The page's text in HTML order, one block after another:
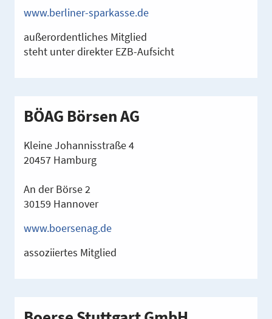
www.berliner-sparkasse.de
außerordentliches Mitglied
steht unter direkter EZB-Aufsicht
BÖAG Börsen AG
Kleine Johannisstraße 4
20457 Hamburg
An der Börse 2
30159 Hannover
www.boersenag.de
assoziiertes Mitglied